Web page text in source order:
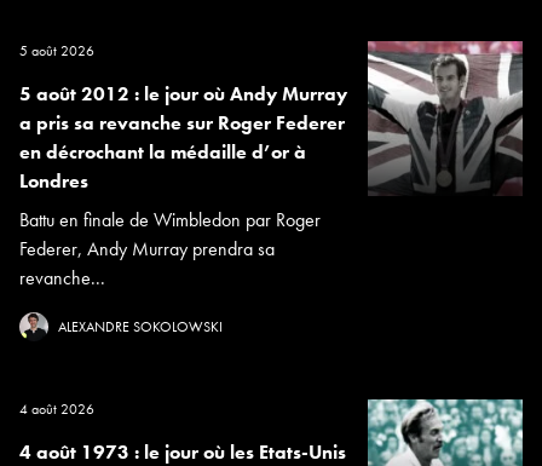
5 août 2026
5 août 2012 : le jour où Andy Murray
a pris sa revanche sur Roger Federer
en décrochant la médaille d’or à
Londres
Battu en finale de Wimbledon par Roger
Federer, Andy Murray prendra sa
revanche...
ALEXANDRE SOKOLOWSKI
4 août 2026
4 août 1973 : le jour où les Etats-Unis